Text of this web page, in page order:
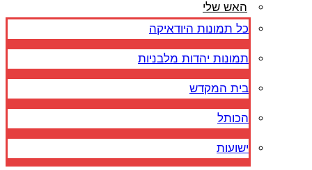
האש שלי
כל תמונות היודאיקה
תמונות יהדות מלבניות
בית המקדש
הכותל
ישועות